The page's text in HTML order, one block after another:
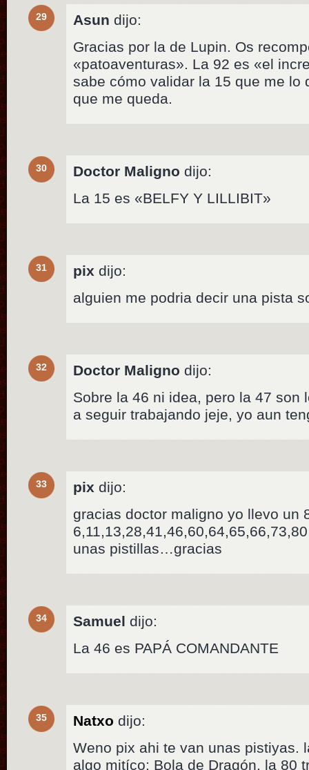
29 Asun dijo:
Gracias por la de Lupin. Os
«patoaventuras». La 92 es «el
sabe cómo validar la 15 que me lo
que me queda.
30 Doctor Maligno dijo:
La 15 es «BELFY Y LILLIBIT»
31 pix dijo:
alguien me podria decir una pista
32 Doctor Maligno dijo:
Sobre la 46 ni idea, pero la 47 son
a seguir trabajando jeje, yo aun
33 pix dijo:
gracias doctor maligno yo llevo un
unas pistillas…gracias
34 Samuel dijo:
La 46 es PAPÁ COMANDANTE
35 Natxo dijo:
Weno pix ahi te van unas pistiyas.
algo mitíco: Bola de Dragón, la 80